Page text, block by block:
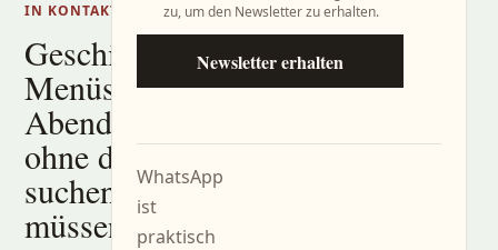
IN KONTAKT BLEIBEN
Geschichten,
Menüs und
Abende,
ohne danach
suchen zu
müssen.
zu, um den Newsletter zu erhalten.
Newsletter erhalten
WhatsApp
ist
praktisch